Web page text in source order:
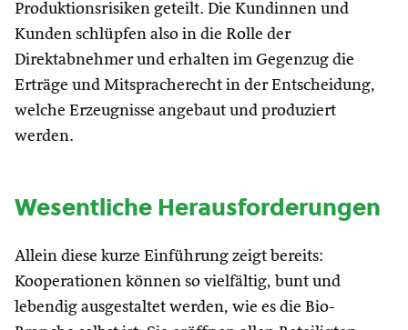
Produktionsrisiken geteilt. Die Kundinnen und
Kunden schlüpfen also in die Rolle der
Direktabnehmer und erhalten im Gegenzug die
Erträge und Mitspracherecht in der Entscheidung,
welche Erzeugnisse angebaut und produziert
werden.
Wesentliche Herausforderungen
Allein diese kurze Einführung zeigt bereits:
Kooperationen können so vielfältig, bunt und
lebendig ausgestaltet werden, wie es die Bio-